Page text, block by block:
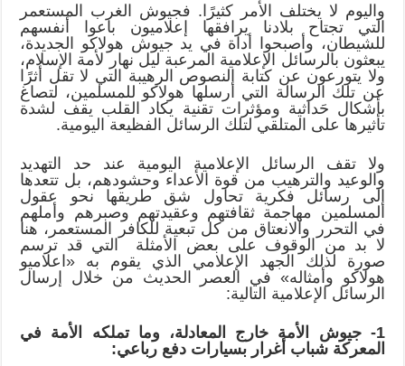
واليوم لا يختلف الأمر كثيرًا. فجيوش الغرب المستعمر
التي تجتاح بلادنا يرافقها إعلاميون باعوا أنفسهم
للشيطان، وأصبحوا أداة في يد جيوش هولاكو الجديدة،
يبعثون بالرسائل الإعلامية المرعبة ليل نهار لأمة الإسلام،
ولا يتورعون عن كتابة النصوص الرهيبة التي لا تقل أثرًا
عن تلك الرسالة التي أرسلها هولاكو للمسلمين، لتصاغ
بأشكال حَداثية ومؤثرات تقنية يكاد القلب يقف لشدة
تأثيرها على المتلقي لتلك الرسائل الفظيعة اليومية.
ولا تقف الرسائل الإعلامية اليومية عند حد التهديد
والوعيد والترهيب من قوة الأعداء وحشودهم، بل تتعدها
إلى رسائل فكرية تحاول شق طريقها نحو عقول
المسلمين مهاجمة ثقافتهم وعقيدتهم وصبرهم وأملهم
في التحرر والانعتاق من كل تبعية للكافر المستعمر، هنا
لا بد من الوقوف على بعض الأمثلة التي قد ترسم
صورة لذلك الجهد الإعلامي الذي يقوم به «اعلاميو
هولاكو وأمثاله» في العصر الحديث من خلال إرسال
الرسائل الإعلامية التالية:
1- جيوش الأمة خارج المعادلة، وما تملكه الأمة في
المعركة شباب أغرار بسيارات دفع رباعي: